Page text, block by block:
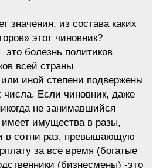
значения, из состава каких
этот чиновник?
это болезнь политиков
всей страны
иной степени подвержены
Если чиновник, даже
не занимавшийся
имущества в разы,
в сотни раз, превышающую
за все время (богатые
(бизнесмены) -это